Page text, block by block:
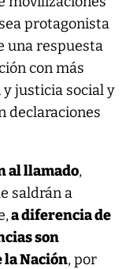
protagonista
una respuesta
con más
justicia social y
declaraciones
al llamado,
saldrán a
a diferencia de
son
la Nación, por